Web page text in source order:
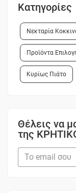
Κατηγορίες
Νεκταρία
Προϊόντα
Κυρίως Πιάτο
Θέλεις να
της